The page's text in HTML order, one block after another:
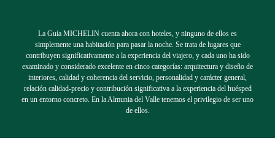
La Guía MICHELIN cuenta ahora con hoteles, y ninguno de ellos es
simplemente una habitación para pasar la noche. Se trata de lugares que
contribuyen significativamente a la experiencia del viajero, y cada uno ha sido
examinado y considerado excelente en cinco categorías: arquitectura y diseño de
interiores, calidad y coherencia del servicio, personalidad y carácter general,
relación calidad-precio y contribución significativa a la experiencia del huésped
en un entorno concreto. En la Almunia del Valle tenemos el privilegio de ser uno
de ellos.